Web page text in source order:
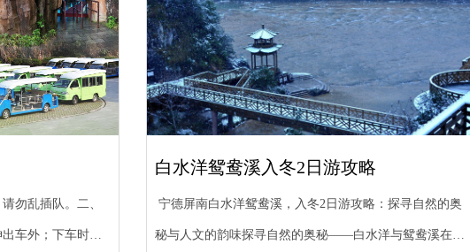
勿乱插队。二、
车外；下车时等
白水洋鸳鸯溪入冬2日游攻略
宁德屏南白水洋鸳鸯溪，入冬2日游攻略：探寻自然的奥
秘与人文的韵味探寻自然的奥秘——白水洋与鸳鸯溪在福